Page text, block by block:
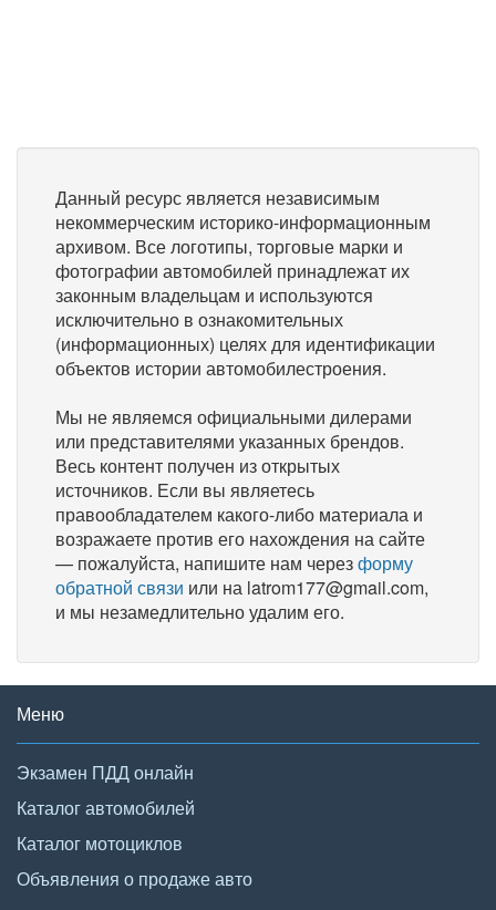
Данный ресурс является независимым
некоммерческим историко-информационным
архивом. Все логотипы, торговые марки и
фотографии автомобилей принадлежат их
законным владельцам и используются
исключительно в ознакомительных
(информационных) целях для идентификации
объектов истории автомобилестроения.
Мы не являемся официальными дилерами
или представителями указанных брендов.
Весь контент получен из открытых
источников. Если вы являетесь
правообладателем какого-либо материала и
возражаете против его нахождения на сайте
— пожалуйста, напишите нам черезформу
обратной связи или на latrom177@gmail.com,
и мы незамедлительно удалим его.
Меню
Экзамен ПДД онлайн
Каталог автомобилей
Каталог мотоциклов
Объявления о продаже авто